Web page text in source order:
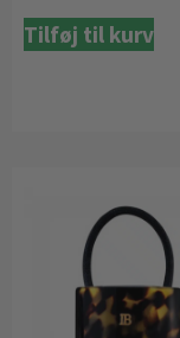
Tilføj til kurv